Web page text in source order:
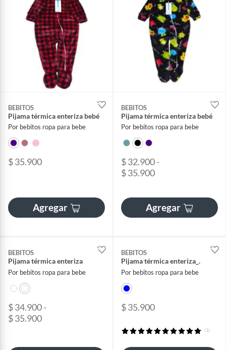
BEBITOS
Pijama térmica enteriza bebé
Por bebitos ropa para bebe
$ 35.900
Agregar
BEBITOS
Pijama térmica enteriza bebé
Por bebitos ropa para bebe
$ 32.900 -
$ 35.900
Agregar
BEBITOS
Pijama térmica enteriza
Por bebitos ropa para bebe
$ 34.900 -
$ 35.900
BEBITOS
Pijama térmica enteriza_.
Por bebitos ropa para bebe
$ 35.900
(1)